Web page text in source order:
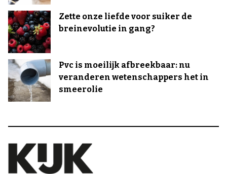
Zette onze liefde voor suiker de
breinevolutie in gang?
Pvc is moeilijk afbreekbaar: nu
veranderen wetenschappers het in
smeerolie